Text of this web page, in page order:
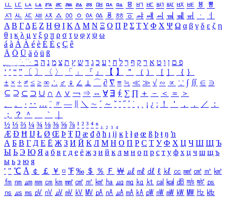
ㅥ ㅦ ㅧ ㅨ ㅩ ㅪ ㅫ ㅬ ㅭ ㅮ ㅯ ㅰ ㅱ ㅲ ㅳ ㅴ ㅵ ㅶ ㅷ ㅸ
ㅹ
ㅺ ㅻ ㅼ ㅽ ㅾ ㅿ ㆀ ㆁ ㆂ ㆃ ㆄ ㆅ ㆆ ㆇ ㆈ ㆉ ㆊ ㆋ ㆌ ㆍ
ㆎ
Α Β ΓΔ Ε Ζ Η Θ Ι ΚΛ Μ Ν Ξ Ο Π Ρ Σ ΤΥ Φ Χ Ψ Ω α β γ δ ε ζ η
θ ι κ λ μ ν ξ ο π ρ σ τ υ φ χ ψ ω
á à Á À é è É È ç Ç ê
Ä Ö Ü ä ö ü ß
ִֶֹ ֻּ ׁׂ פ ם ן ו ט א ר ק ף ך ל ח י ע כ ג ד ש ץ ת צ מ נ ה ב
‘ ’ “ ” 〔 〕 〈 〉 「 」 『 』 【 】 ＂ （ ） ［ ］ ｛ ｝
± × ÷ ≠ ≤ ≥ ∞ ∴ ♂ ♀ ∠ ⊥ ⌒ ∂ ∇ ≡ ≒ ≪ ≫ √ ∽ ∝ ∵ ∫ ∬ ∈ ∋
⊆ ⊇ ⊂ ⊃ ∪ ∩ ∧ ∨ ￢ ⇒ ⇔ ∀ ∃ ∮ ∑ ∏ ＋ － ＜ ＝
＞
、
。 · ‥ … ¨ 〃 ― ＼ ∼ ´ ～ ˇ ˘ ˝ ˚ ˙ ¸ ¡ ¿ ː ！ ＇ ， ． ／
：
；
？ ＾ ｀
½ ⅓ ⅔ ¼ ¾ ⅛ ⅜ ⅝ ⅞ ¹ ² ³ ⁴ ⁿ ₁ ₂ ₃ ₄
Æ Ð Ħ Ĳ Ł Ø Œ Þ Ŧ Ŋ æ đ ð ħ ı ĳ ĸ ŀ ł ø œ ß þ ŧ ŋ ŉ
А Б В Г Д Е Ё Ж З И Й К Л М Н О П Р С Т У Ф Х Ц Ч Ш Щ Ъ
Ы Ь Э Ю Я а б в г д е ё ж з и й к л м н о п р с т у ф х ц ч ш щ ъ
ы ь э ю я
′ ″ ℃ Å ￠ ￡ ￥ ¤ ℉ ‰ ＄ ％ Ｆ ￦ ㎕ ㎖ ㎗ ℓ ㎘ ㏄ ㎣ ㎤ ㎥ ㎦
㎙ ㎚ ㎛ ㎜ ㎝ ㎞ ㎟ ㎠ ㎡ ㎢ ㏊ ㎍ ㎎ ㎏ ㏏ ㎈ ㎉ ㏈ ㎧ ㎨ ㎰
㎱ ㎲ ㎳ ㎴ ㎵ ㎶ ㎷ ㎸ ㎹ ㎀ ㎁ ㎂ ㎃ ㎄ ㎺ ㎻ ㎽ ㎾ ㎿ ㎐ ㎑